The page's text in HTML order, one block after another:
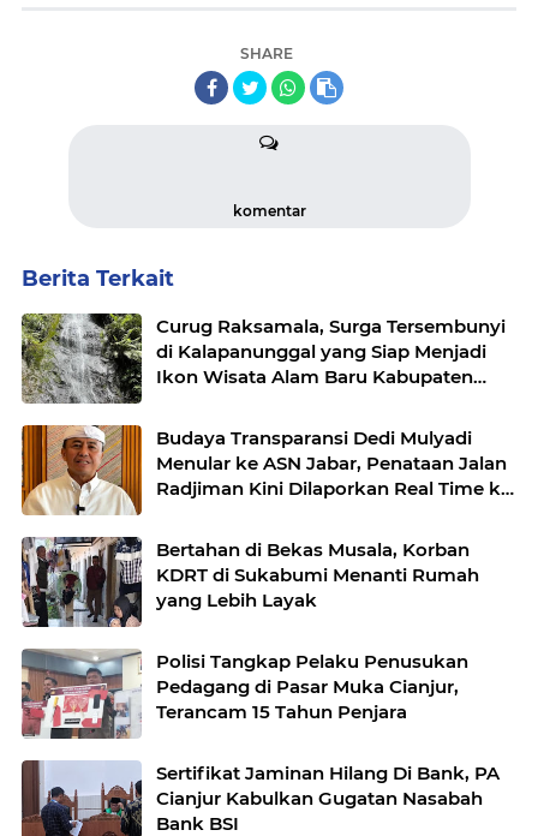
SHARE
komentar
Berita Terkait
Curug Raksamala, Surga Tersembunyi
di Kalapanunggal yang Siap Menjadi
Ikon Wisata Alam Baru Kabupaten
Budaya Transparansi Dedi Mulyadi
Menular ke ASN Jabar, Penataan Jalan
Radjiman Kini Dilaporkan Real Time ke
Bertahan di Bekas Musala, Korban
KDRT di Sukabumi Menanti Rumah
yang Lebih Layak
Polisi Tangkap Pelaku Penusukan
Pedagang di Pasar Muka Cianjur,
Terancam 15 Tahun Penjara
Sertifikat Jaminan Hilang Di Bank, PA
Cianjur Kabulkan Gugatan Nasabah
Bank BSI